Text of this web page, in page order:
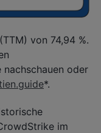
von 74,94 %.
oder
*.
im